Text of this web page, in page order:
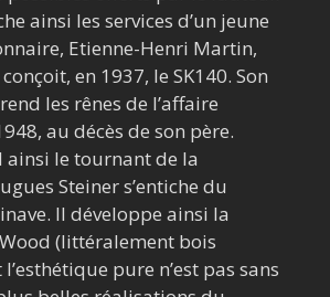
ainsi les services d’un jeune
Etienne-Henri Martin,
en 1937, le SK140. Son
les rênes de l’affaire
au décès de son père.
ainsi le tournant de la
Steiner s’entiche du
Il développe ainsi la
(littéralement bois
pure n’est pas sans